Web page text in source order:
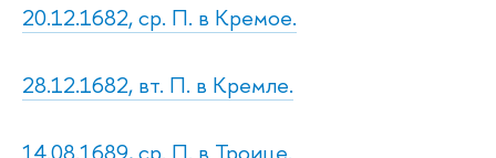
20.12.1682, ср. П. в Кремое.
28.12.1682, вт. П. в Кремле.
14.08.1689, ср. П. в Троице.